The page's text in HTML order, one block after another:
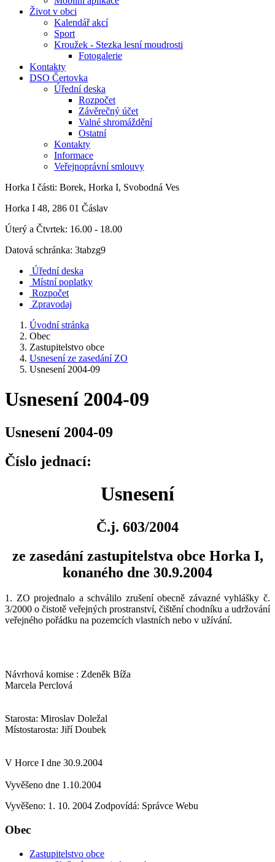
Život v obci
Kalendář akcí
Sport
Kroužek - Stezka lesní moudrosti
Fotogalerie
Kontakty
DSO Čertovka
Úřední deska
Rozpočet
Závěrečný účet
Valné shromáždění
Ostatní
Kontakty
Informace
Veřejnoprávní smlouvy
Horka I části: Borek, Horka I, Svobodná Ves
Horka I 48, 286 01 Čáslav
Úterý a Čtvrtek: 16.00 - 18.00
Datová schránka: 3tabzg9
Úřední deska
Místní poplatky
Rozpočet
Zpravodaj
Úvodní stránka
Obec
Zastupitelstvo obce
Usnesení ze zasedání ZO
Usnesení 2004-09
Usnesení 2004-09
Usnesení 2004-09
Číslo jednací:
Usnesení
Č.j. 603/2004
ze zasedání zastupitelstva obce Horka I,
konaného dne 30.9.2004
1. ZO projednalo a schválilo zrušení obecně závazné vyhlášky č.
3/2000 o čistotě veřejných prostranství, čištění chodníku a udržování
veřejného pořádku na pozemcích vlastních nebo v užívání.
Návrhová komise : Zdeněk Bíža
Marcela Perclová
Starosta: Miroslav Doležal
Místostarosta: Jiří Doubek
V Horce I dne 30.9.2004
Vyvěšeno dne 1.10.2004
Vyvěšeno: 1. 10. 2004 Zodpovídá: Správce Webu
Obec
Zastupitelstvo obce